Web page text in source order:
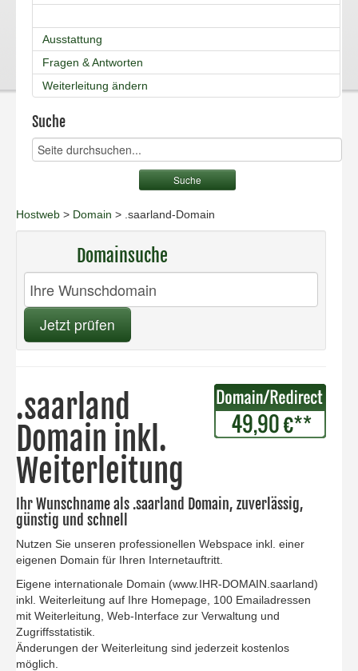
Ausstattung
Fragen & Antworten
Weiterleitung ändern
Suche
Hostweb > Domain > .saarland-Domain
Domainsuche
Jetzt prüfen
.saarland
Domain inkl.
Weiterleitung
Ihr Wunschname als .saarland Domain, zuverlässig,
günstig und schnell
Nutzen Sie unseren professionellen Webspace inkl. einer
eigenen Domain für Ihren Internetauftritt.
Eigene internationale Domain (www.IHR-DOMAIN.saarland)
inkl. Weiterleitung auf Ihre Homepage, 100 Emailadressen
mit Weiterleitung, Web-Interface zur Verwaltung und
Zugriffsstatistik.
Änderungen der Weiterleitung sind jederzeit kostenlos
möglich.